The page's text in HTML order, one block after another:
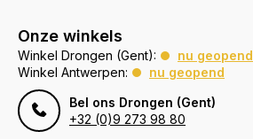
Onze winkels
Winkel Drongen (Gent):
nu geopend
Winkel Antwerpen:
nu geopend
Bel ons Drongen (Gent)
+32 (0)9 273 98 80